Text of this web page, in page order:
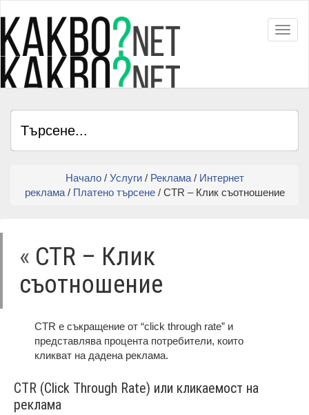
Начало/ Услуги/ Реклама/ Интернет
реклама/ Платено търсене/ CTR – Клик съотношение
« CTR – Клик
съотношение
CTR е съкращение от “click through rate” и
представлява процента потребители, които
кликват на дадена реклама.
CTR (Click Through Rate) или кликаемост на
реклама